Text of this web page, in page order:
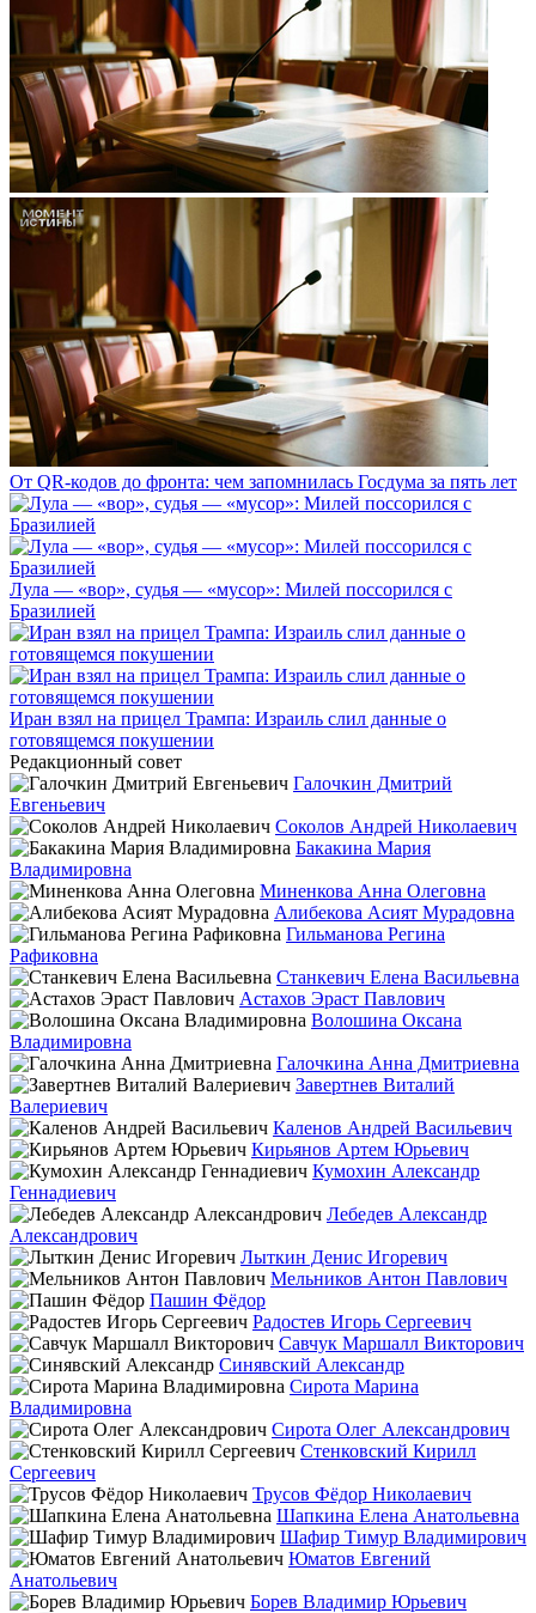
От QR-кодов до фронта: чем запомнилась Госдума за пять лет
Лула — «вор», судья — «мусор»: Милей поссорился с
Бразилией
Иран взял на прицел Трампа: Израиль слил данные о
готовящемся покушении
Редакционный совет
Галочкин Дмитрий
Евгеньевич
Соколов Андрей Николаевич
Бакакина Мария
Владимировна
Миненкова Анна Олеговна
Алибекова Асият Мурадовна
Гильманова Регина
Рафиковна
Станкевич Елена Васильевна
Астахов Эраст Павлович
Волошина Оксана
Владимировна
Галочкина Анна Дмитриевна
Завертнев Виталий
Валериевич
Каленов Андрей Васильевич
Кирьянов Артем Юрьевич
Кумохин Александр
Геннадиевич
Лебедев Александр
Александрович
Лыткин Денис Игоревич
Мельников Антон Павлович
Пашин Фёдор
Радостев Игорь Сергеевич
Савчук Маршалл Викторович
Синявский Александр
Сирота Марина
Владимировна
Сирота Олег Александрович
Стенковский Кирилл
Сергеевич
Трусов Фёдор Николаевич
Шапкина Елена Анатольевна
Шафир Тимур Владимирович
Юматов Евгений
Анатольевич
Борев Владимир Юрьевич